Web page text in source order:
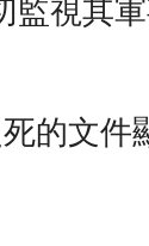
視其軍
的文件